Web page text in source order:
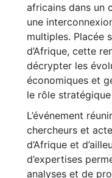
africains dans un
une
multiples. Placée
d’Afrique, cette
décrypter les
économiques et
le rôle
L’événement
chercheurs et
d’Afrique et
d’expertises
analyses et de